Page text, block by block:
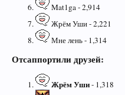
Mat1ga - 2,914
Жрём Уши - 2,221
Мне лень - 1,314
Отсаппортили друзей:
Жрём Уши- 1,318